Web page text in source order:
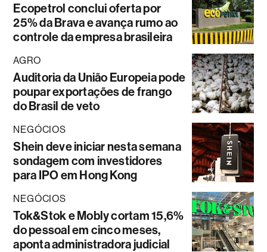
Ecopetrol conclui oferta por
25% da Brava e avança rumo ao
controle da empresa brasileira
AGRO
Auditoria da União Europeia pode
poupar exportações de frango
do Brasil de veto
NEGÓCIOS
Shein deve iniciar nesta semana
sondagem com investidores
para IPO em Hong Kong
NEGÓCIOS
Tok&Stok e Mobly cortam 15,6%
do pessoal em cinco meses,
aponta administradora judicial